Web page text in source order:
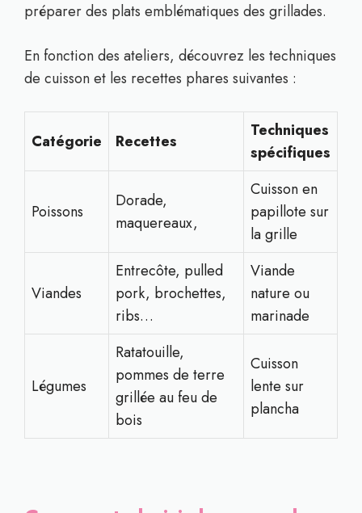
préparer des plats emblématiques des grillades.
En fonction des ateliers, découvrez les techniques
de cuisson et les recettes phares suivantes :
Catégorie Recettes
Techniques
spécifiques
Poissons
Dorade,
maquereaux,
Cuisson en
papillote sur
la grille
Viandes
Entrecôte, pulled
pork, brochettes,
ribs…
Viande
nature ou
marinade
Légumes
Ratatouille,
pommes de terre
grillée au feu de
bois
Cuisson
lente sur
plancha